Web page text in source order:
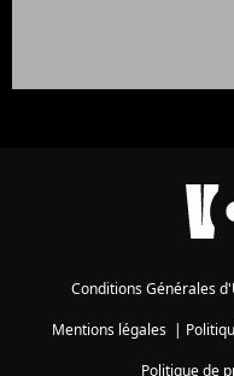
Conditions Générales
Mentions légales|
Politique de